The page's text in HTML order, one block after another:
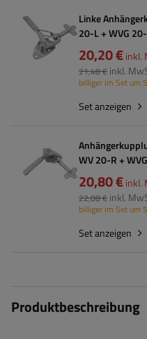
Linke
20-L + WVG
20,20 €inkl.
21,48 € inkl.
billiger im Set um
Set anzeigen
WV 20-R +
20,80 €inkl.
22,08 € inkl.
billiger im Set um
Set anzeigen
Produktbeschreibung